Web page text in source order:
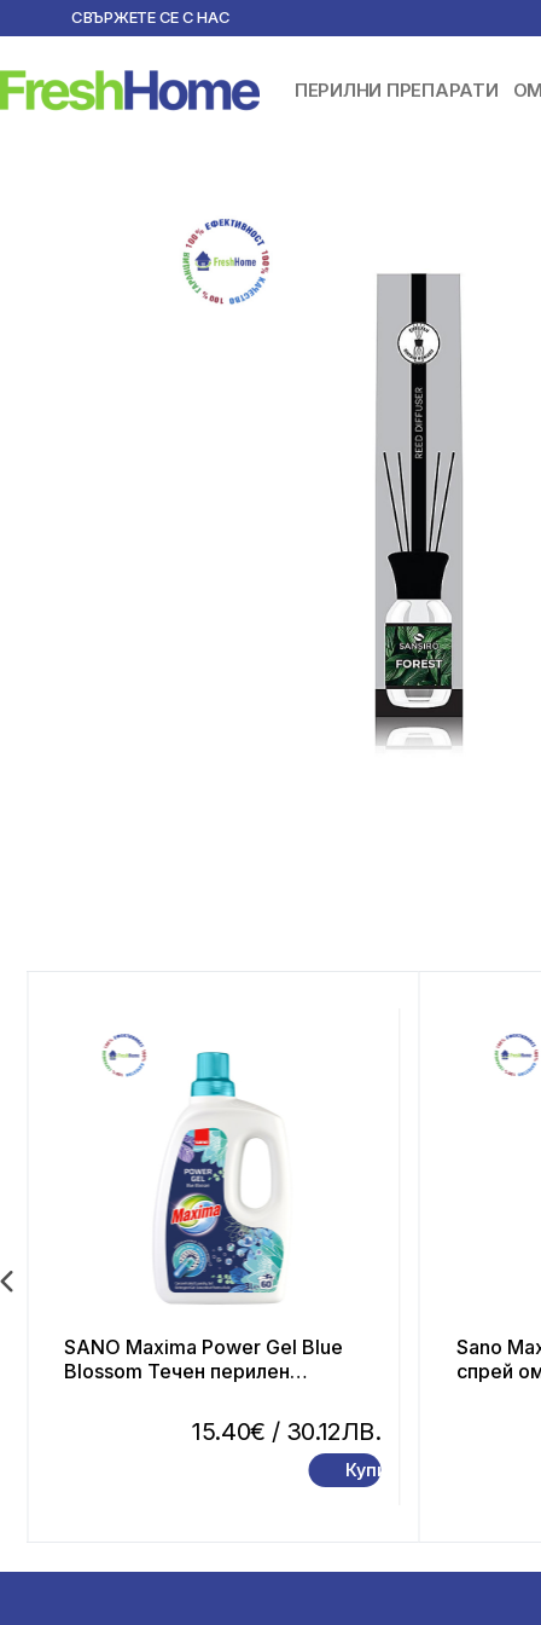
СВЪРЖЕТЕ СЕ С НАС
ПЕРИЛНИ ПРЕПАРАТИ
15.40€ / 30.12ЛВ.
SANO Maxima Power Gel Blue
Blossom Течен перилен
Купи
Sano
спрей